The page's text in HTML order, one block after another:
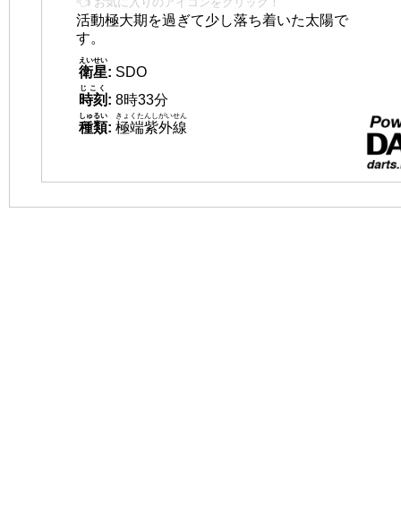
活動極大期を過ぎて少し落ち着いた太陽で
す。
衛星
えいせい
: SDO
時刻
じこく
: 8時33分
種類
しゅるい
: 極端紫外線
きょくたんしがいせん